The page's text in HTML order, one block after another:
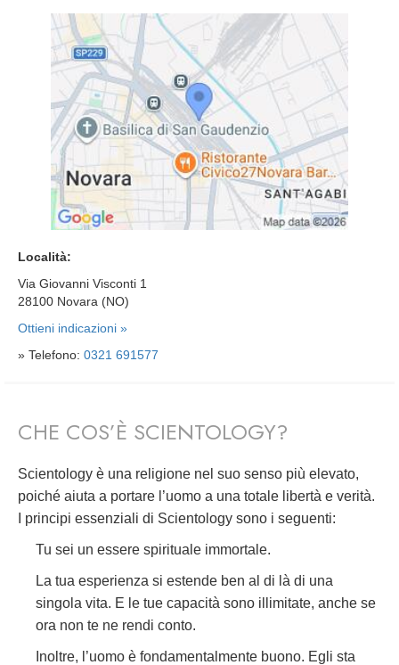
Località:
Via Giovanni Visconti 1
28100 Novara (NO)
Ottieni indicazioni »
» Telefono: 0321 691577
CHE COS’È SCIENTOLOGY?
Scientology è una religione nel suo senso più elevato,
poiché aiuta a portare l’uomo a una totale libertà e verità.
I principi essenziali di Scientology sono i seguenti:
Tu sei un essere spirituale immortale.
La tua esperienza si estende ben al di là di una
singola vita. E le tue capacità sono illimitate, anche se
ora non te ne rendi conto.
Inoltre, l’uomo è fondamentalmente buono. Egli sta